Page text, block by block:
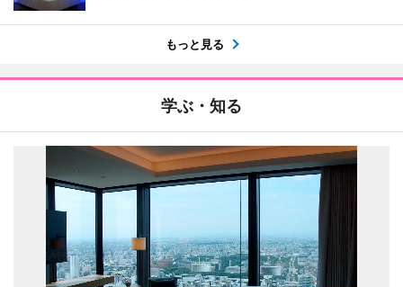
もっと見る
学ぶ・知る